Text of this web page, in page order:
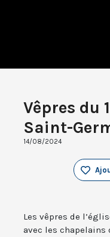
Vêpres du
Saint-
14/08/2024
Les vêpres de
avec les chapelains